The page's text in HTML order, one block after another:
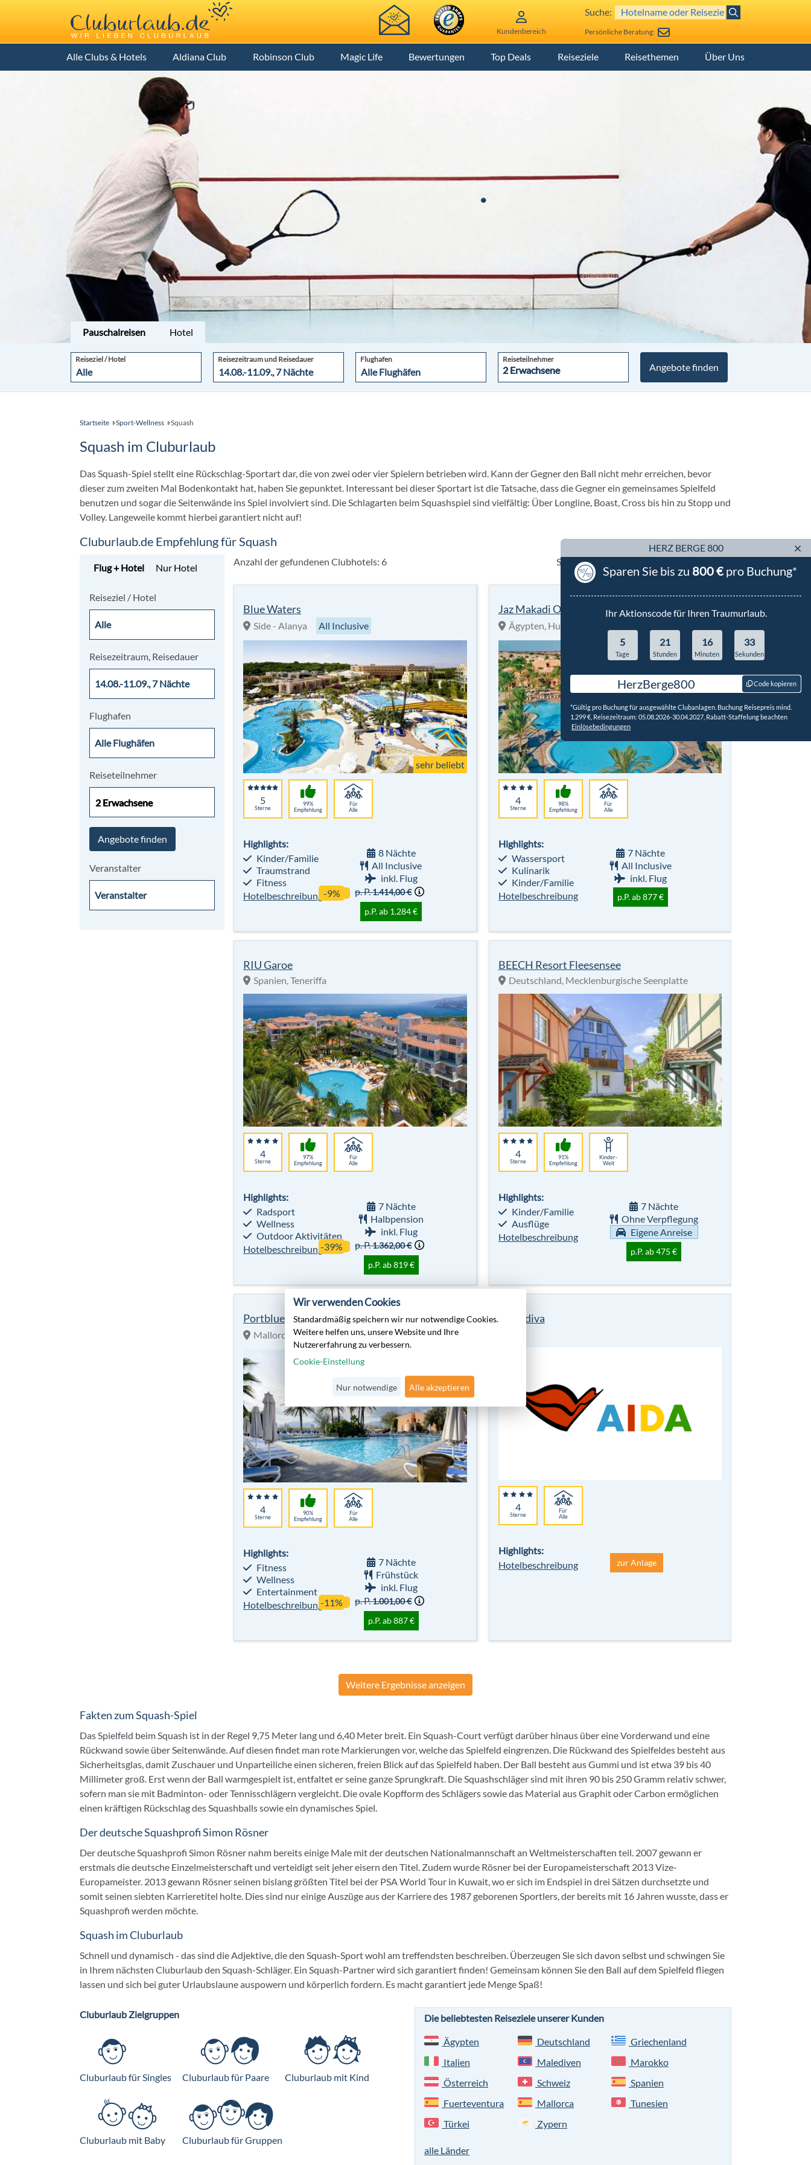
Kundenbereich
Suche:
Persönliche Beratung:
Alle Clubs & Hotels Aldiana Club Robinson Club Magic Life Bewertungen Top Deals Reiseziele Reisethemen Über Uns
HERZ BERGE 800
Sparen Sie bis zu 800 € pro Buchung*
Ihr Aktionscode für Ihren Traumurlaub.
5
Tage
21
Stunden
16
Minuten
31
Sekunden
HerzBerge800 Code kopieren
*Gültig pro Buchung für ausgewählte Clubanlagen. Buchung Reisepreis mind.
1.299 €, Reisezeitraum: 05.08.2026-30.04.2027, Rabatt-Staffelung beachten
Einlösebedingungen
Pauschalreisen Hotel
Reiseziel / Hotel Reisezeitraum und Reisedauer Flughafen Reiseteilnehmer
2 Erwachsene
2 Erwachsene Angebote finden
Startseite Sport-Wellness Squash
Squash im Cluburlaub
Das Squash-Spiel stellt eine Rückschlag-Sportart dar, die von zwei oder vier Spielern betrieben wird. Kann der Gegner den Ball nicht mehr erreichen, bevor
dieser zum zweiten Mal Bodenkontakt hat, haben Sie gepunktet. Interessant bei dieser Sportart ist die Tatsache, dass die Gegner ein gemeinsames Spielfeld
benutzen und sogar die Seitenwände ins Spiel involviert sind. Die Schlagarten beim Squashspiel sind vielfältig: Über Longline, Boast, Cross bis hin zu Stopp und
Volley. Langeweile kommt hierbei garantiert nicht auf!
Cluburlaub.de Empfehlung für Squash
Flug + Hotel Nur Hotel
Reiseziel / Hotel
Reisezeitraum, Reisedauer
Flughafen
Reiseteilnehmer
2 Erwachsene
2 Erwachsene
Angebote finden
Veranstalter
Anzahl der gefundenen Clubhotels: 6 Sortierung:
Blue Waters
Side - Alanya All Inclusive
sehr beliebt
5
Sterne
99%
Empfehlung
Für
Alle
Highlights:
Kinder/Familie
Traumstrand
Fitness
Hotelbeschreibung
8 Nächte
All Inclusive
inkl. Flug
-9%
p. P.1.414,00 €
p.P. ab 1.284 €
Jaz Makadi Oasis Resort & Club
Ägypten, Hurghada & Safaga
4
Sterne
98%
Empfehlung
Für
Alle
Highlights:
Wassersport
Kulinarik
Kinder/Familie
Hotelbeschreibung
7 Nächte
All Inclusive
inkl. Flug
p.P. ab 877 €
RIU Garoe
Spanien, Teneriffa
4
Sterne
97%
Empfehlung
Für
Alle
Highlights:
Radsport
Wellness
Outdoor Aktivitäten
Hotelbeschreibung
7 Nächte
Halbpension
inkl. Flug
-39%
p. P.1.362,00 €
p.P. ab 819 €
BEECH Resort Fleesensee
Deutschland, Mecklenburgische Seenplatte
4
Sterne
91%
Empfehlung
Kinder-
Welt
Highlights:
Kinder/Familie
Ausflüge
Hotelbeschreibung
7 Nächte
Ohne Verpflegung
Eigene Anreise
p.P. ab 475 €
Portblue Club Pollentia Resort
Mallorca All Inclusive
4
Sterne
90%
Empfehlung
Für
Alle
Highlights:
Fitness
Wellness
Entertainment
Hotelbeschreibung
7 Nächte
Frühstück
inkl. Flug
-11%
p. P.1.001,00 €
p.P. ab 887 €
AIDAdiva
4
Sterne
Für
Alle
Highlights:
Hotelbeschreibung
zur Anlage
Weitere Ergebnisse anzeigen
Fakten zum Squash-Spiel
Das Spielfeld beim Squash ist in der Regel 9,75 Meter lang und 6,40 Meter breit. Ein Squash-Court verfügt darüber hinaus über eine Vorderwand und eine
Rückwand sowie über Seitenwände. Auf diesen findet man rote Markierungen vor, welche das Spielfeld eingrenzen. Die Rückwand des Spielfeldes besteht aus
Sicherheitsglas, damit Zuschauer und Unparteiliche einen sicheren, freien Blick auf das Spielfeld haben. Der Ball besteht aus Gummi und ist etwa 39 bis 40
Millimeter groß. Erst wenn der Ball warmgespielt ist, entfaltet er seine ganze Sprungkraft. Die Squashschläger sind mit ihren 90 bis 250 Gramm relativ schwer,
sofern man sie mit Badminton- oder Tennisschlägern vergleicht. Die ovale Kopfform des Schlägers sowie das Material aus Graphit oder Carbon ermöglichen
einen kräftigen Rückschlag des Squashballs sowie ein dynamisches Spiel.
Der deutsche Squashprofi Simon Rösner
Der deutsche Squashprofi Simon Rösner nahm bereits einige Male mit der deutschen Nationalmannschaft an Weltmeisterschaften teil. 2007 gewann er
erstmals die deutsche Einzelmeisterschaft und verteidigt seit jeher eisern den Titel. Zudem wurde Rösner bei der Europameisterschaft 2013 Vize-
Europameister. 2013 gewann Rösner seinen bislang größten Titel bei der PSA World Tour in Kuwait, wo er sich im Endspiel in drei Sätzen durchsetzte und
somit seinen siebten Karrieretitel holte. Dies sind nur einige Auszüge aus der Karriere des 1987 geborenen Sportlers, der bereits mit 16 Jahren wusste, dass er
Squashprofi werden möchte.
Squash im Cluburlaub
Schnell und dynamisch - das sind die Adjektive, die den Squash-Sport wohl am treffendsten beschreiben. Überzeugen Sie sich davon selbst und schwingen Sie
in Ihrem nächsten Cluburlaub den Squash-Schläger. Ein Squash-Partner wird sich garantiert finden! Gemeinsam können Sie den Ball auf dem Spielfeld fliegen
lassen und sich bei guter Urlaubslaune auspowern und körperlich fordern. Es macht garantiert jede Menge Spaß!
Cluburlaub Zielgruppen
Cluburlaub für Singles Cluburlaub für Paare Cluburlaub mit Kind
Cluburlaub mit Baby Cluburlaub für Gruppen
Die beliebtesten Reiseziele unserer Kunden
Ägypten Deutschland
Griechenland
Italien
Malediven
Marokko
Österreich
Schweiz
Spanien
Fuerteventura
Mallorca
Tunesien
Türkei
Zypern
alle Länder
Wir verwenden Cookies
Standardmäßig speichern wir nur notwendige Cookies.
Weitere helfen uns, unsere Website und Ihre
Nutzererfahrung zu verbessern.
Cookie-Einstellung
Nur notwendige Alle akzeptieren